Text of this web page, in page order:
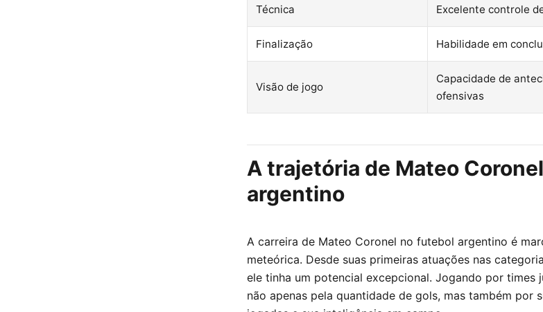
Técnica Excelente controle
Finalização Habilidade em
Visão de jogo
Capacidade de
ofensivas
A trajetória de Mateo
argentino
A carreira de Mateo Coronel no futebol argentino é
meteórica. Desde suas primeiras atuações nas
ele tinha um potencial excepcional. Jogando por times
não apenas pela quantidade de gols, mas também por